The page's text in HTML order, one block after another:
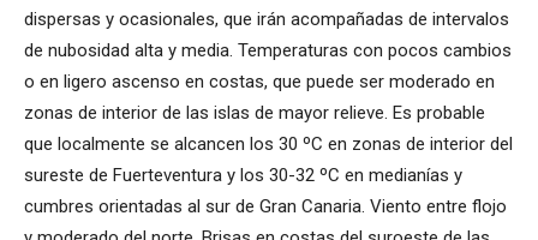
dispersas y ocasionales, que irán acompañadas de intervalos
de nubosidad alta y media. Temperaturas con pocos cambios
o en ligero ascenso en costas, que puede ser moderado en
zonas de interior de las islas de mayor relieve. Es probable
que localmente se alcancen los 30 ºC en zonas de interior del
sureste de Fuerteventura y los 30-32 ºC en medianías y
cumbres orientadas al sur de Gran Canaria. Viento entre flojo